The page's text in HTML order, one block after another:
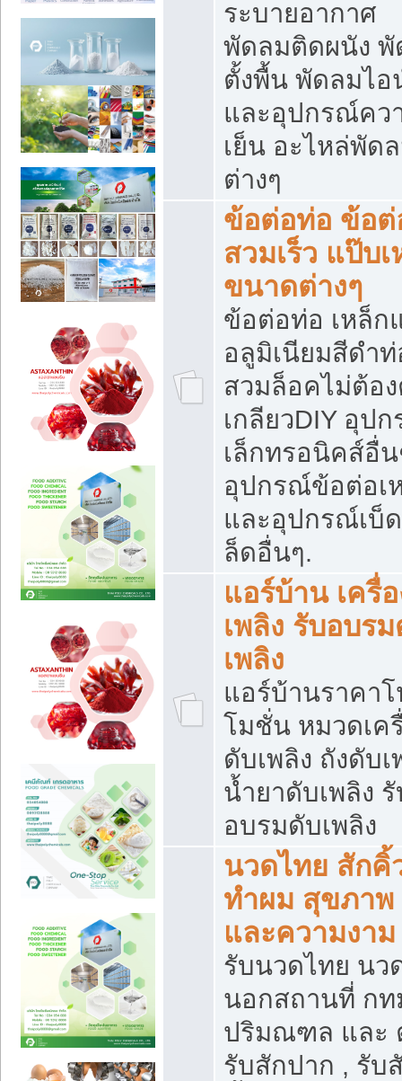
ระบายอากาศ
พัดลมติดผนัง พั
ตั้งพื้น พัดลมไอ
และอุปกรณ์คว
เย็น อะไหล่พัด
ต่างๆ
ข้อต่อท่อ ข้อต่
สวมเร็ว แป๊บ
ขนาดต่างๆ
ข้อต่อท่อ เหล็ก
อลูมิเนียมสีดำ
สวมล็อคไม่ต้อ
เกลียวDIY อุป
เล็กทรอนิคส์อื่
อุปกรณ์ข้อต่อเ
และอุปกรณ์เบ็
ล็ดอื่นๆ.
แอร์บ้าน เครื่
เพลิง รับอบร
เพลิง
แอร์บ้านราคาโ
โมชั่น หมวดเค
ดับเพลิง ถังดับเ
น้ำยาดับเพลิง
อบรมดับเพลิง
นวดไทย สักคิ้
ทำผม สุขภาพ
และความงาม
รับนวดไทย นว
นอกสถานที่ กท
ปริมณฑล และ
รับสักปาก , รับ